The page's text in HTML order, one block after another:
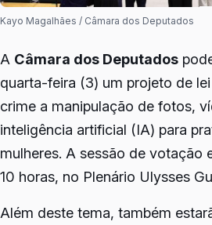
Kayo Magalhães / Câmara dos Deputados
A Câmara dos Deputados
quarta-feira (3) um projeto de
crime a manipulação de fotos,
inteligência artificial (IA) para
mulheres. A sessão de votação
10 horas, no Plenário Ulysses
Além deste tema, também